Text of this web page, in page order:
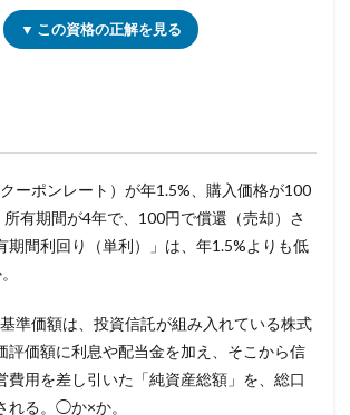
▼ この資格の正解を見る
ーポンレート）が年1.5%、購入価格が100
有期間が4年で、100円で償還（売却）さ
期間利回り（単利）」は、年1.5%よりも低
準価額は、投資信託が組み入れている株式
評価額に利息や配当金を加え、そこから信
費用を差し引いた「純資産総額」を、総口
れる。◯か×か。